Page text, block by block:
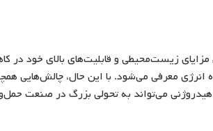
زیست‌محیطی و قابلیت‌های بالای خود در
انرژی معرفی می‌شود. با این حال، چالش‌هایی
می‌تواند به تحولی بزرگ در صنعت